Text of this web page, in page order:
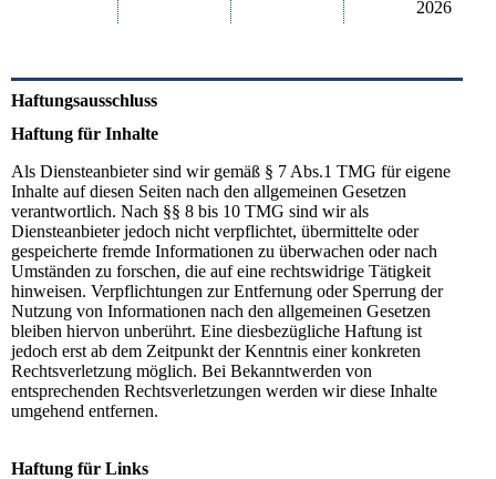
2026
Haftungsausschluss
Haftung für Inhalte
Als Diensteanbieter sind wir gemäß § 7 Abs.1 TMG für eigene
Inhalte auf diesen Seiten nach den allgemeinen Gesetzen
verantwortlich. Nach §§ 8 bis 10 TMG sind wir als
Diensteanbieter jedoch nicht verpflichtet, übermittelte oder
gespeicherte fremde Informationen zu überwachen oder nach
Umständen zu forschen, die auf eine rechtswidrige Tätigkeit
hinweisen. Verpflichtungen zur Entfernung oder Sperrung der
Nutzung von Informationen nach den allgemeinen Gesetzen
bleiben hiervon unberührt. Eine diesbezügliche Haftung ist
jedoch erst ab dem Zeitpunkt der Kenntnis einer konkreten
Rechtsverletzung möglich. Bei Bekanntwerden von
entsprechenden Rechtsverletzungen werden wir diese Inhalte
umgehend entfernen.
Haftung für Links